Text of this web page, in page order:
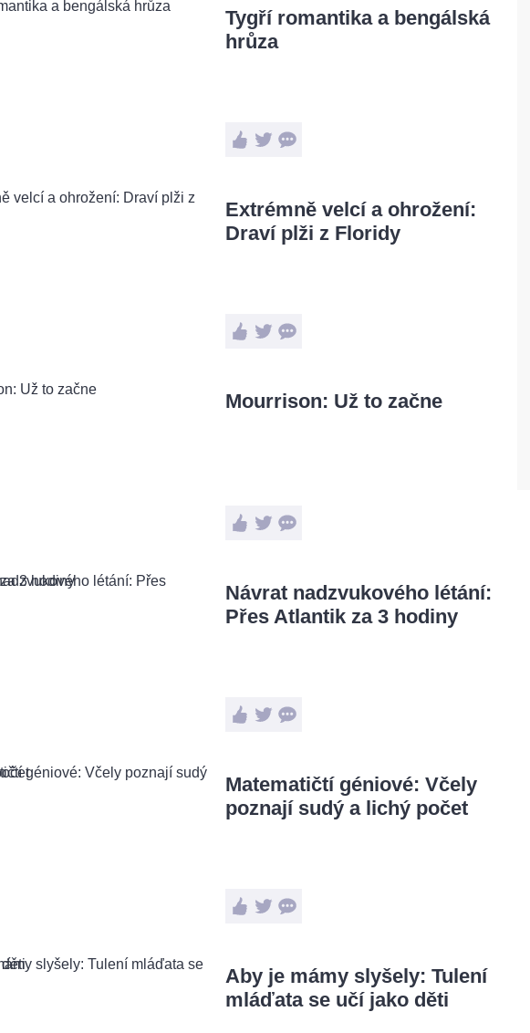
Tygří romantika a bengálská
hrůza
Extrémně velcí a ohrožení:
Draví plži z Floridy
Mourrison: Už to začne
Návrat nadzvukového létání:
Přes Atlantik za 3 hodiny
Matematičtí géniové: Včely
poznají sudý a lichý počet
Aby je mámy slyšely: Tulení
mláďata se učí jako děti